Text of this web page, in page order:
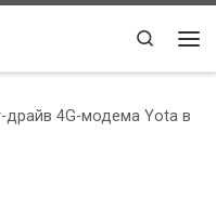
Search
драйв 4G-модема Yota в